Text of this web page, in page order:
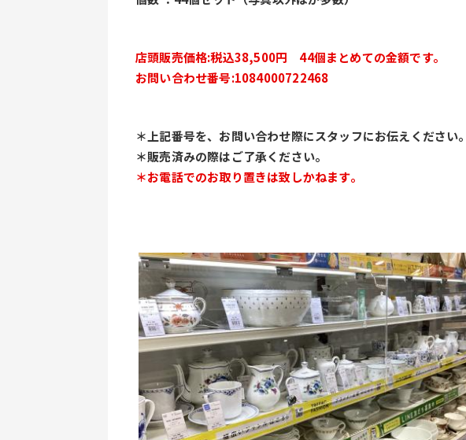
店頭販売価格:税込38,500円　44個まとめての金額です。
お問い合わせ番号:1084000722468
＊上記番号を、お問い合わせ際にスタッフにお伝えください。
＊販売済みの際はご了承ください。
＊お電話でのお取り置きは致しかねます。